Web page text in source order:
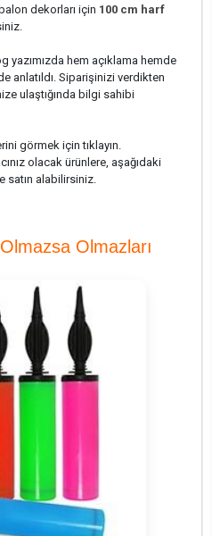
dekorları için 100 cm harf
yazımızda hem açıklama hemde
anlatıldı. Siparişinizi verdikten
ulaştığında bilgi sahibi
görmek için tıklayın.
olacak ürünlere, aşağıdaki
satın alabilirsiniz.
Olmazları